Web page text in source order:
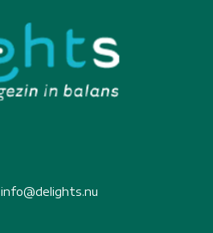
info@delights.nu